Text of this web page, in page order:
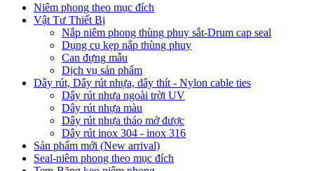
Niêm phong theo mục đích
Vật Tư Thiết Bị
Nắp niêm phong thùng phuy sắt-Drum cap seal
Dụng cụ kẹp nắp thùng phuy
Can đựng mẫu
Dịch vụ sản phẩm
Dây rút, Dây rút nhựa, dây thít - Nylon cable ties
Dây rút nhựa ngoài trời UV
Dây rút nhựa màu
Dây rút nhựa tháo mở được
Dây rút inox 304 - inox 316
Sản phẩm mới (New arrival)
Seal-niêm phong theo mục đích